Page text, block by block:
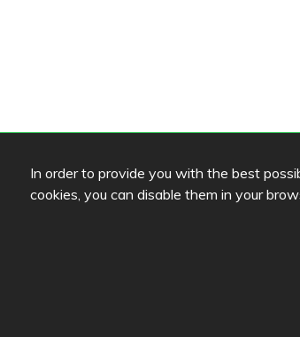
In order to provide you with the best
cookies, you can disable them in your
Farblegende lesen
Speisenqualität